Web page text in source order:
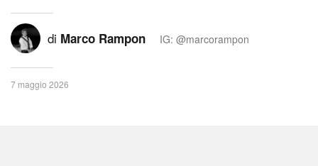
di Marco Rampon IG: @marcorampon
7 maggio 2026